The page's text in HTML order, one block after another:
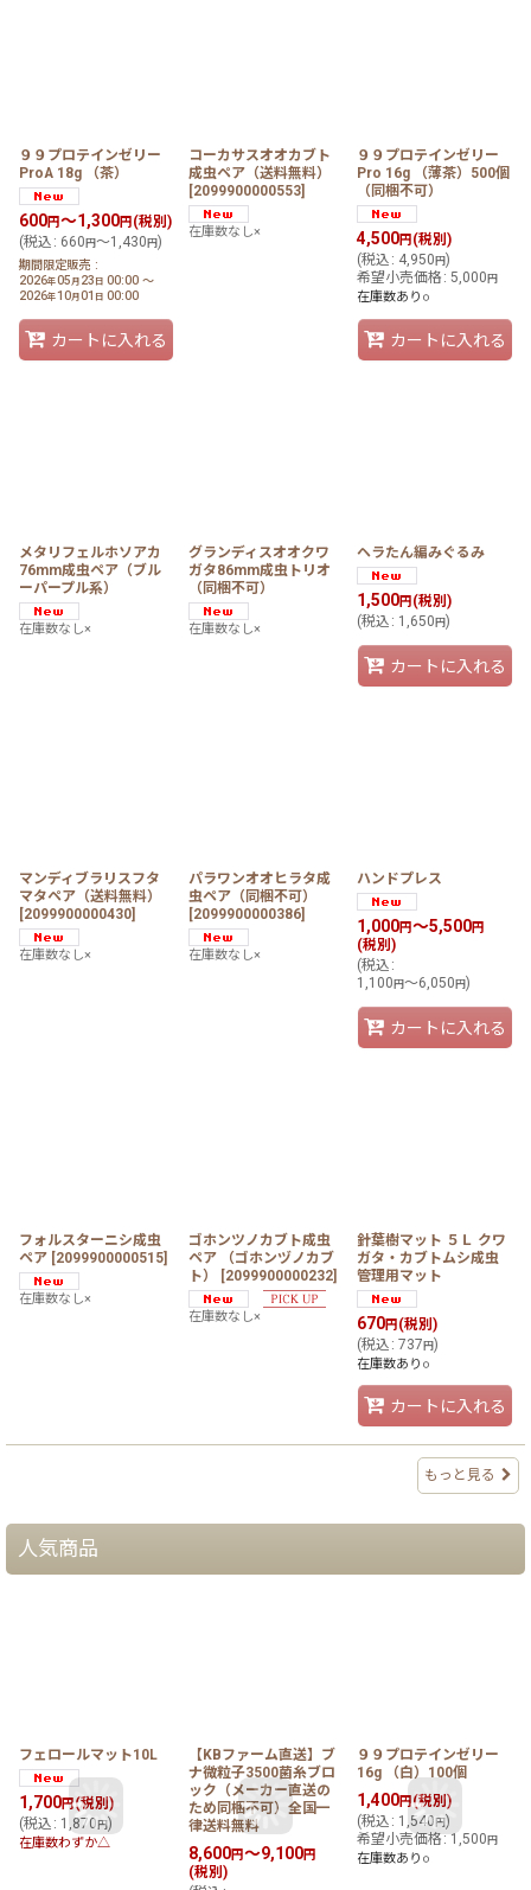
９９プロテインゼリー
ProA 18g （茶）
600円～1,300円 (税別)
(税込 : 660円～1,430円)
期間限定販売 :
2026年05 月 23 日 00:00 ～
2026年10月 01 日 00:00
カートに入れる
コーカサスオオカブト
成虫ペア（送料無料）
[2099900000553]
在庫数なし×
９９プロテインゼリー
Pro 16g （薄茶）500個
（同梱不可）
4,500円 (税別)
(税込 : 4,950円)
希望小売価格 : 5,000円
在庫数あり○
カートに入れる
メタリフェルホソアカ
76mm成虫ペア（ブル
ーパープル系）
在庫数なし×
グランディスオオクワ
ガタ86mm成虫トリオ
（同梱不可）
在庫数なし×
ヘラたん編みぐるみ
1,500円 (税別)
(税込 : 1,650円)
カートに入れる
マンディブラリスフタ
マタペア（送料無料）
[2099900000430]
在庫数なし×
パラワンオオヒラタ成
虫ペア（同梱不可）
[2099900000386]
在庫数なし×
ハンドプレス
1,000円～5,500円
(税別)
(税込 :
1,100円～6,050円)
カートに入れる
フォルスターニシ成虫
ペア [2099900000515]
在庫数なし×
ゴホンツノカブト成虫
ペア （ゴホンヅノカブ
ト）
[2099900000232]
在庫数なし×
針葉樹マット ５Ｌ クワ
ガタ・カブトムシ成虫
管理用マット
670円 (税別)
(税込 : 737円)
在庫数あり○
カートに入れる
もっと見る
人気商品
フェロールマット10L
1,700円(税別)
(税込 : 1,870円)
在庫数わずか△
【KBファーム直送】ブ
ナ微粒子3500菌糸ブロ
ック（メーカー直送の
ため同梱不可）全国一
律送料無料
8,600円～9,100円
(税別)
９９プロテインゼリー
16g （白）100個
1,400円(税別)
(税込 : 1,540円)
希望小売価格: 1,500円
在庫数あり○